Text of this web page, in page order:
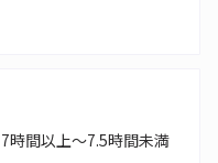
7時間以上～7.5時間未満